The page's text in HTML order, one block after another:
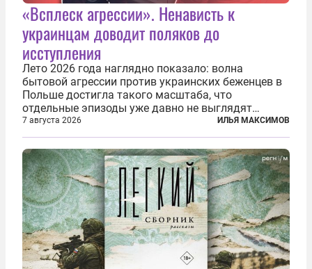
«Всплеск агрессии». Ненависть к
украинцам доводит поляков до
исступления
Лето 2026 года наглядно показало: волна
бытовой агрессии против украинских беженцев в
Польше достигла такого масштаба, что
отдельные эпизоды уже давно не выглядят
случайными. Поляки, судя по происходящему,
буквально теряют рассудок от ненависти к
украинским беженцам, и каждый новый случай
по-своему...
7 августа 2026 ИЛЬЯ МАКСИМОВ